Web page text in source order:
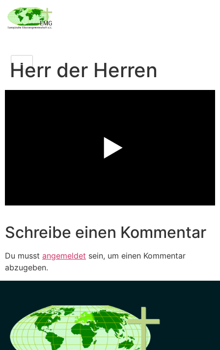
Herr der Herren
Schreibe einen Kommentar
Du musst angemeldet sein, um einen Kommentar
abzugeben.